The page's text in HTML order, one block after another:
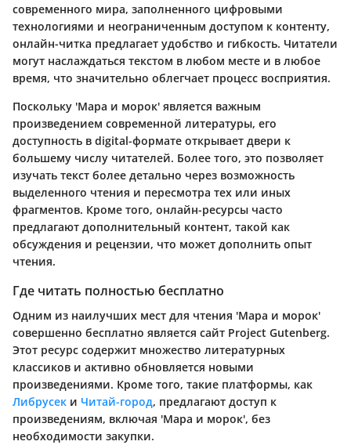
современного мира, заполненного цифровыми
технологиями и неограниченным доступом к контенту,
онлайн-читка предлагает удобство и гибкость. Читатели
могут наслаждаться текстом в любом месте и в любое
время, что значительно облегчает процесс восприятия.
Поскольку 'Мара и морок' является важным
произведением современной литературы, его
доступность в digital-формате открывает двери к
большему числу читателей. Более того, это позволяет
изучать текст более детально через возможность
выделенного чтения и пересмотра тех или иных
фрагментов. Кроме того, онлайн-ресурсы часто
предлагают дополнительный контент, такой как
обсуждения и рецензии, что может дополнить опыт
чтения.
Где читать полностью бесплатно
Одним из наилучших мест для чтения 'Мара и морок'
совершенно бесплатно является сайт Project Gutenberg.
Этот ресурс содержит множество литературных
классиков и активно обновляется новыми
произведениями. Кроме того, такие платформы, как
Либрусек и Читай-город, предлагают доступ к
произведениям, включая 'Мара и морок', без
необходимости закупки.